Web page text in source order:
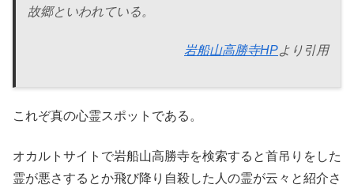
故郷といわれている。
岩船山高勝寺HPより引用
これぞ真の心霊スポットである。
オカルトサイトで岩船山高勝寺を検索すると首吊りをした
霊が悪さするとか飛び降り自殺した人の霊が云々と紹介さ